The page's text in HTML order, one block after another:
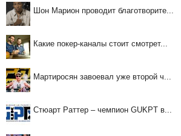
Шон Марион проводит благотворите...
Какие покер-каналы стоит смотрет...
Мартиросян завоевал уже второй ч...
Стюарт Раттер – чемпион GUKPT в...